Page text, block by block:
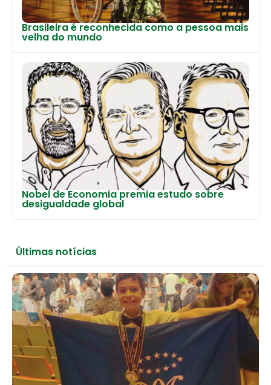
Brasileira é reconhecida como a pessoa mais
velha do mundo
Nobel de Economia premia estudo sobre
desigualdade global
Últimas notícias